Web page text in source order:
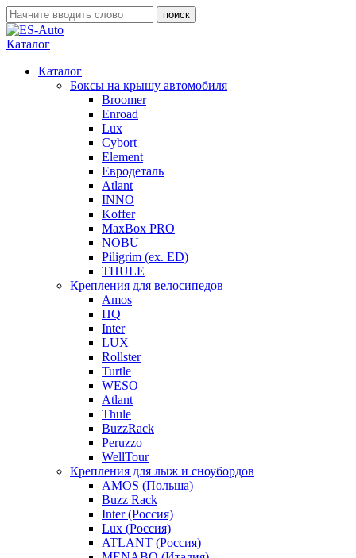
Каталог
Каталог
Боксы на крышу автомобиля
Broomer
Enroad
Lux
Cybort
Element
Евродеталь
Atlant
INNO
Koffer
MaxBox PRO
NOBU
Piligrim (ex. ED)
THULE
Крепления для велосипедов
Amos
HQ
Inter
LUX
Rollster
Turtle
WESO
Atlant
Thule
BuzzRack
Peruzzo
WellTour
Крепления для лыж и сноубордов
AMOS (Польша)
Buzz Rack
Inter (Россия)
Lux (Россия)
ATLANT (Россия)